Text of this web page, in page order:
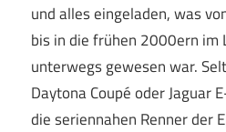
und alles eingeladen, was
bis in die frühen 2000ern im
unterwegs gewesen war.
Daytona Coupé oder Jaguar
die seriennahen Renner der